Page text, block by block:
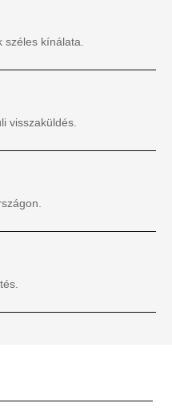
kínálata.
visszaküldés.